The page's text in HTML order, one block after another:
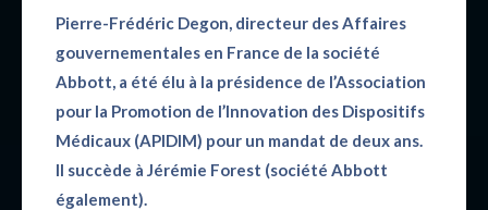
Pierre-Frédéric Degon, directeur des Affaires
gouvernementales en France de la société
Abbott, a été élu à la présidence de l’Association
pour la Promotion de l’Innovation des Dispositifs
Médicaux (APIDIM) pour un mandat de deux ans.
Il succède à Jérémie Forest (société Abbott
également).